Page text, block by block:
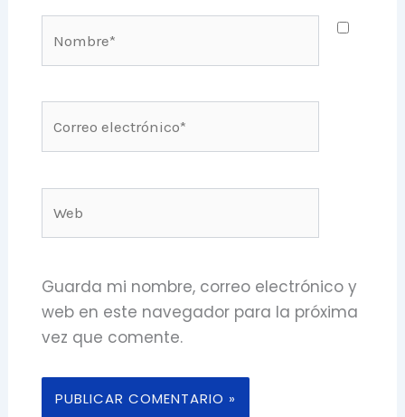
electrónico*
Guarda mi nombre, correo electrónico y
web en este navegador para la próxima
vez que comente.